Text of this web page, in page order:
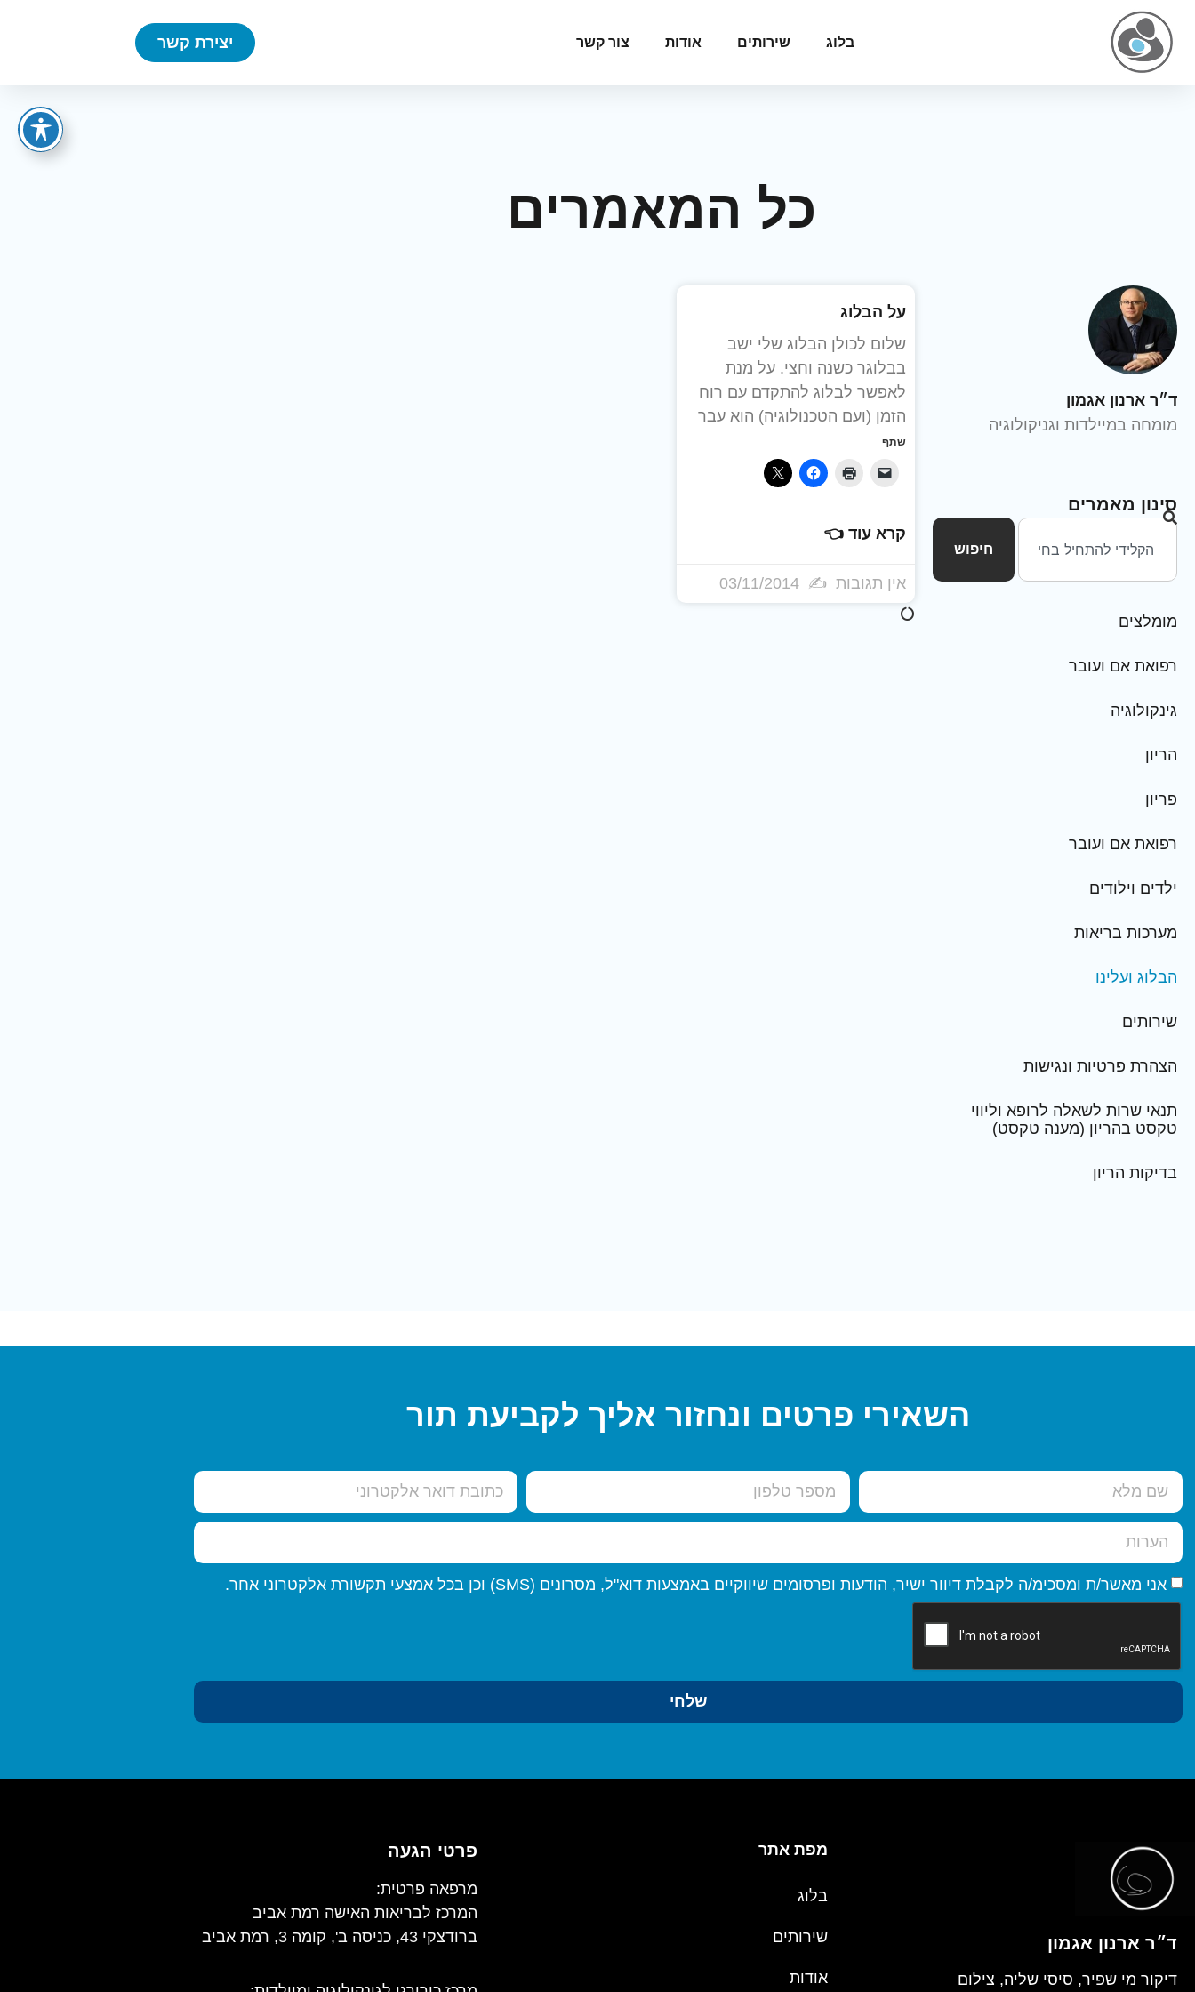
בלוג שירותים אודות צור קשר יצירת קשר
כל המאמרים
ד״ר ארנון אגמון
מומחה במיילדות וגניקולוגיה
סינון מאמרים
חיפוש
מומלצים
רפואת אם ועובר
גינקולוגיה
הריון
פריון
רפואת אם ועובר
ילדים וילודים
מערכות בריאות
הבלוג ועלינו
שירותים
הצהרת פרטיות ונגישות
תנאי שרות לשאלה לרופא וליווי
טקסט בהריון (מענה טקסט)
בדיקות הריון
על הבלוג
שלום לכולן הבלוג שלי ישב
בבלוגר כשנה וחצי. על מנת
לאפשר לבלוג להתקדם עם רוח
הזמן (ועם הטכנולוגיה) הוא עבר
שתף
קרא עוד 👈
אין תגובות
השאירי פרטים ונחזור אליך לקביעת תור
אני מאשר/ת ומסכימ/ה לקבלת דיוור ישיר, הודעות ופרסומים שיווקיים באמצעות דוא"ל, מסרונים (SMS) וכן בכל אמצעי תקשורת אלקטרוני אחר.
שלחי
ד״ר ארנון אגמון
דיקור מי שפיר, סיסי שליה, צילום
מפת אתר
בלוג
שירותים
אודות
פרטי הגעה
מרפאה פרטית:
המרכז לבריאות האישה רמת אביב
ברודצקי 43, כניסה ב', קומה 3, רמת אביב